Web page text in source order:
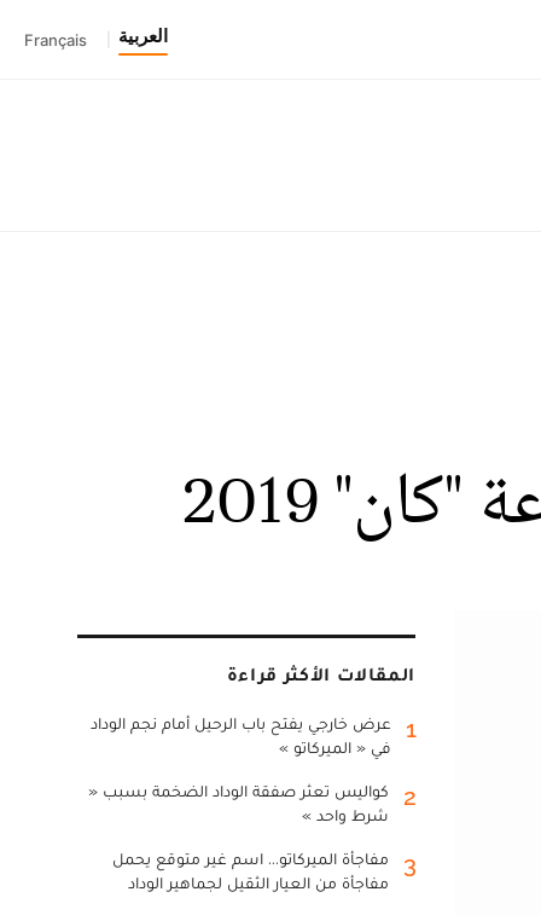
العربية Français
2019
المقالات الأكثر قراءة
1
عرض خارجي يفتح باب الرحيل أمام نجم الوداد
في « الميركاتو »
2
كواليس تعثر صفقة الوداد الضخمة بسبب «
شرط واحد »
3
مفاجأة الميركاتو... اسم غير متوقع يحمل
مفاجأة من العيار الثقيل لجماهير الوداد